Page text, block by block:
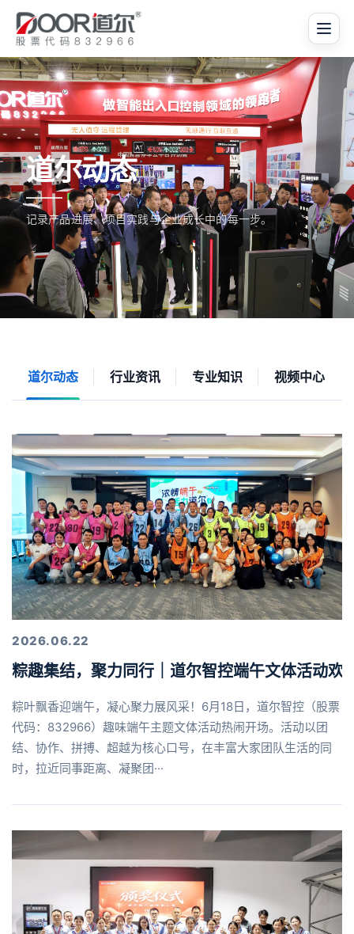
道尔动态
记录产品进展、项目实践与企业成长中的每一步。
道尔动态 行业资讯 专业知识 视频中心
2026.06.22
粽趣集结，聚力同行｜道尔智控端午文体活动欢
粽叶飘香迎端午，凝心聚力展风采！6月18日，道尔智控（股票
代码：832966）趣味端午主题文体活动热闹开场。活动以团
结、协作、拼搏、超越为核心口号，在丰富大家团队生活的同
时，拉近同事距离、凝聚团···